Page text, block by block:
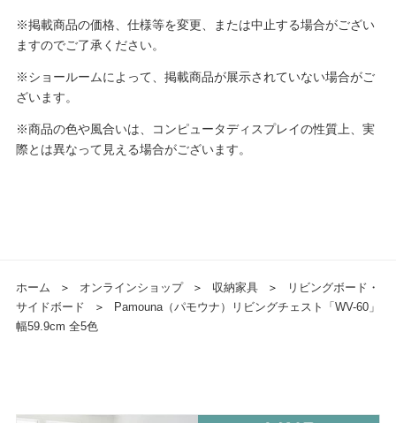
※掲載商品の価格、仕様等を変更、または中止する場合がござい
ますのでご了承ください。
※ショールームによって、掲載商品が展示されていない場合がご
ざいます。
※商品の色や風合いは、コンピュータディスプレイの性質上、実
際とは異なって見える場合がございます。
ホーム ＞ オンラインショップ ＞ 収納家具 ＞
リビングボード・
サイドボード
＞
Pamouna（パモウナ）リビングチェスト「WV-60」
幅59.9cm 全5色